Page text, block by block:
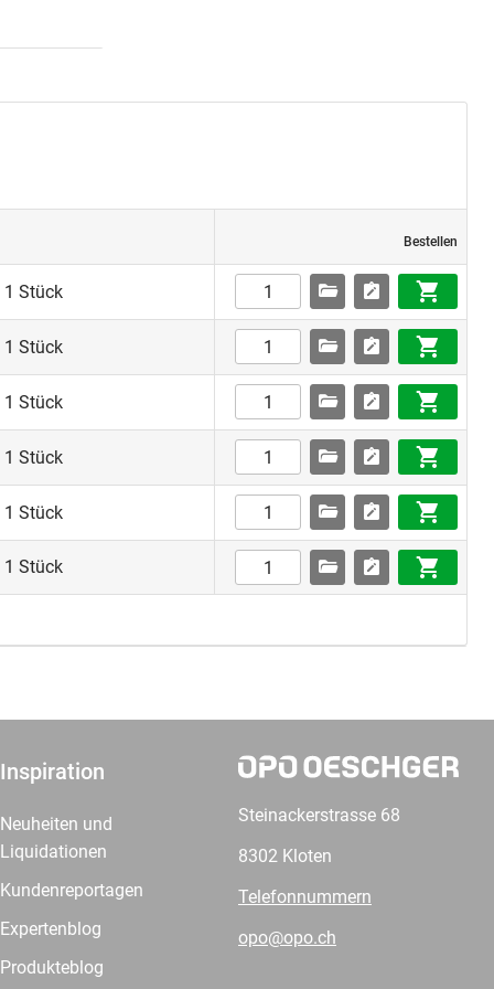
Bestellen
1 Stück
1 Stück
1 Stück
1 Stück
1 Stück
1 Stück
Inspiration
Neuheiten und
Liquidationen
Kundenreportagen
Expertenblog
Produkteblog
Steinackerstrasse 68
8302 Kloten
Telefonnummern
opo@opo.ch